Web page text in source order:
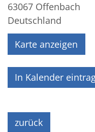
63067 Offenbach
Deutschland
Karte anzeigen
In Kalender
zurück